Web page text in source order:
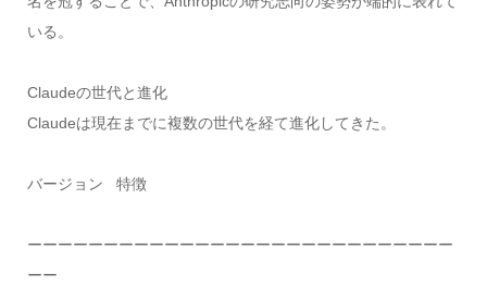
いる。
Claudeの世代と進化
Claudeは現在までに複数の世代を経て進化してきた。
バージョン 特徴
ーーーーーーーーーーーーーーーーーーーーーーーーーーーー
ーー